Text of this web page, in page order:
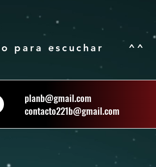
para escuchar ^^
planb@gmail.com
contacto221b@gmail.com